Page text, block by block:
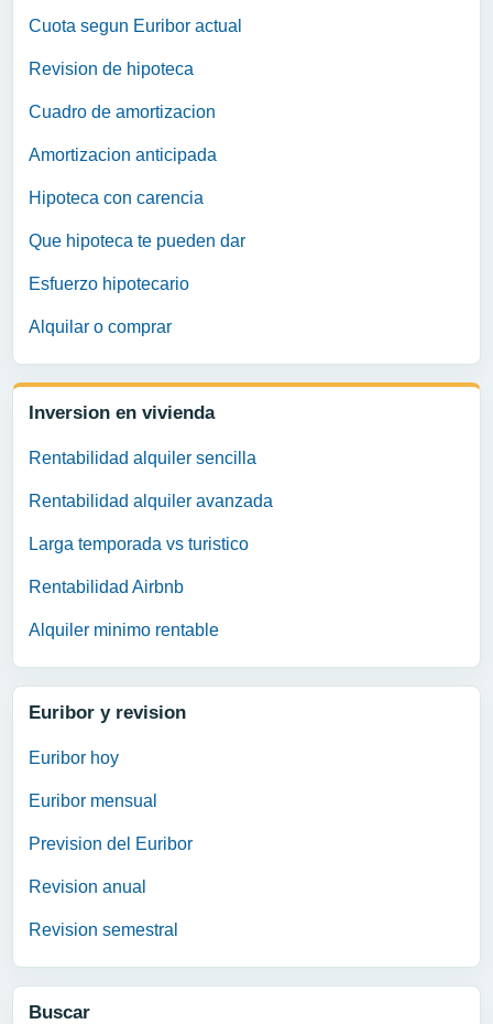
Cuota segun Euribor actual
Revision de hipoteca
Cuadro de amortizacion
Amortizacion anticipada
Hipoteca con carencia
Que hipoteca te pueden dar
Esfuerzo hipotecario
Alquilar o comprar
Inversion en vivienda
Rentabilidad alquiler sencilla
Rentabilidad alquiler avanzada
Larga temporada vs turistico
Rentabilidad Airbnb
Alquiler minimo rentable
Euribor y revision
Euribor hoy
Euribor mensual
Prevision del Euribor
Revision anual
Revision semestral
Buscar